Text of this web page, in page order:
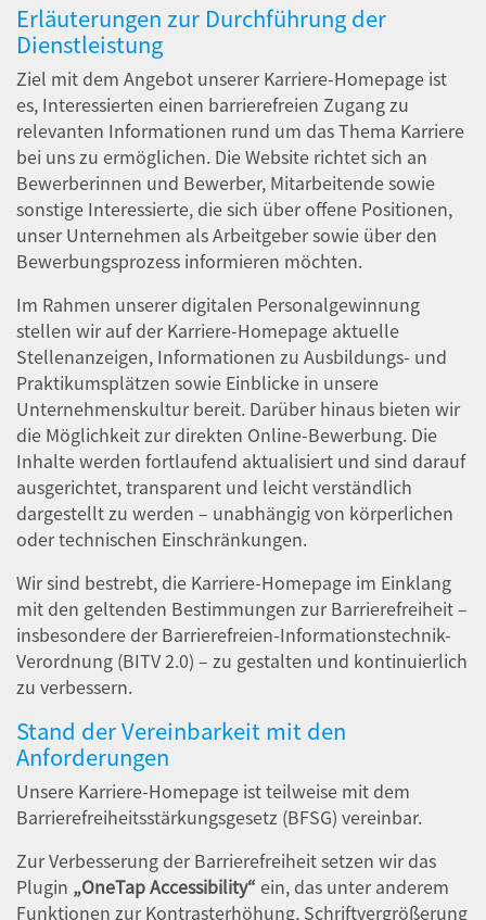
Erläuterungen zur Durchführung der
Dienstleistung
Ziel mit dem Angebot unserer Karriere-Homepage ist
es, Interessierten einen barrierefreien Zugang zu
relevanten Informationen rund um das Thema Karriere
bei uns zu ermöglichen. Die Website richtet sich an
Bewerberinnen und Bewerber, Mitarbeitende sowie
sonstige Interessierte, die sich über offene Positionen,
unser Unternehmen als Arbeitgeber sowie über den
Bewerbungsprozess informieren möchten.
Im Rahmen unserer digitalen Personalgewinnung
stellen wir auf der Karriere-Homepage aktuelle
Stellenanzeigen, Informationen zu Ausbildungs- und
Praktikumsplätzen sowie Einblicke in unsere
Unternehmenskultur bereit. Darüber hinaus bieten wir
die Möglichkeit zur direkten Online-Bewerbung. Die
Inhalte werden fortlaufend aktualisiert und sind darauf
ausgerichtet, transparent und leicht verständlich
dargestellt zu werden – unabhängig von körperlichen
oder technischen Einschränkungen.
Wir sind bestrebt, die Karriere-Homepage im Einklang
mit den geltenden Bestimmungen zur Barrierefreiheit –
insbesondere der Barrierefreien-Informationstechnik-
Verordnung (BITV 2.0) – zu gestalten und kontinuierlich
zu verbessern.
Stand der Vereinbarkeit mit den
Anforderungen
Unsere Karriere-Homepage ist teilweise mit dem
Barrierefreiheitsstärkungsgesetz (BFSG) vereinbar.
Zur Verbesserung der Barrierefreiheit setzen wir das
Plugin „OneTap Accessibility“ ein, das unter anderem
Funktionen zur Kontrasterhöhung, Schriftvergrößerung